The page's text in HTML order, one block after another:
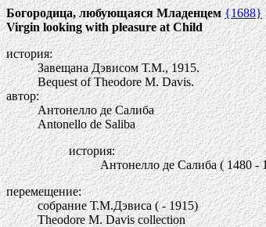
Богородица, любующаяся Младенцем {1688}
Virgin looking with pleasure at Child
история:
Завещана Дэвисом Т.М., 1915.
Bequest of Theodore M. Davis.
автор:
Антонелло де Салиба
Antonello de Saliba
история:
Антонелло де Салиба ( 1480 -
перемещение:
собрание Т.М.Дэвиса ( - 1915)
Theodore M. Davis сollection